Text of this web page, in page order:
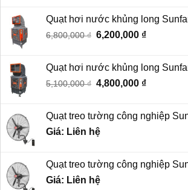
1,700,000 ₫.là:
Quạt hơi nước khủng long
6,800,000₫ Giá
là:
6,800,000 ₫.
6,200,000 ₫
là:
Quạt hơi nước khủng long
5,100,000₫ Giá
là:
5,100,000 ₫.
4,800,000 ₫
là:
Quạt treo tường công nghiệp
Giá: Liên hệ
Quạt treo tường công nghiệp
Giá: Liên hệ